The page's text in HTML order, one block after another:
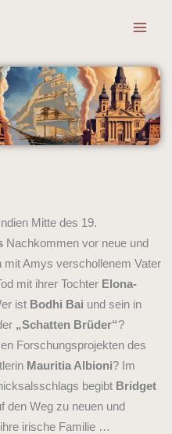
Mitte des 19.
Nachkommen vor neue und
mit Amys verschollenem Vater
mit ihrer Tochter Elona-
ist Bodhi Bai und sein in
„Schatten Brüder“?
Forschungsprojekten des
Mauritia Albioni? Im
begibt Bridget
den Weg zu neuen und
irische Familie …